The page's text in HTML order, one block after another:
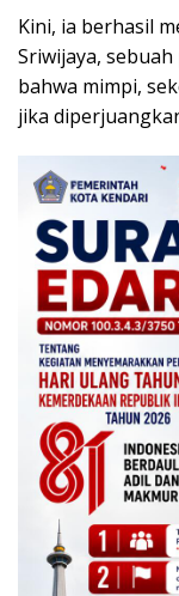
Kini, ia berhasil
Sriwijaya,
bahwa mimpi,
jika